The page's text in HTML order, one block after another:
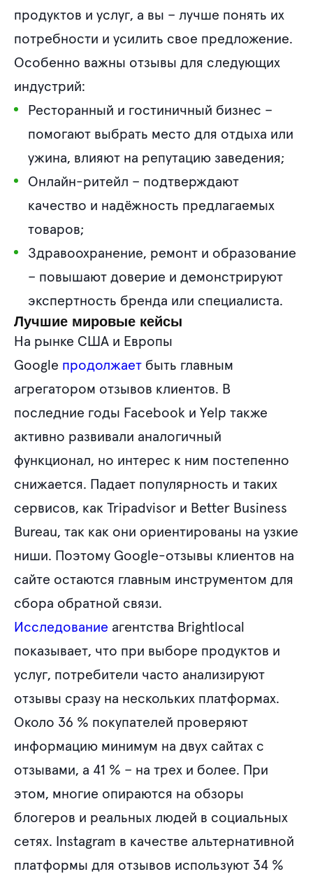
продуктов и услуг, а вы – лучше понять их
потребности и усилить свое предложение.
Особенно важны отзывы для следующих
индустрий:
Ресторанный и гостиничный бизнес –
помогают выбрать место для отдыха или
ужина, влияют на репутацию заведения;
Онлайн-ритейл – подтверждают
качество и надёжность предлагаемых
товаров;
Здравоохранение, ремонт и образование
– повышают доверие и демонстрируют
экспертность бренда или специалиста.
Лучшие мировые кейсы
На рынке США и Европы
Google продолжает быть главным
агрегатором отзывов клиентов. В
последние годы Facebook и Yelp также
активно развивали аналогичный
функционал, но интерес к ним постепенно
снижается. Падает популярность и таких
сервисов, как Tripadvisor и Better Business
Bureau, так как они ориентированы на узкие
ниши. Поэтому Google-отзывы клиентов на
сайте остаются главным инструментом для
сбора обратной связи.
Исследование агентства Brightlocal
показывает, что при выборе продуктов и
услуг, потребители часто анализируют
отзывы сразу на нескольких платформах.
Около 36 % покупателей проверяют
информацию минимум на двух сайтах с
отзывами, а 41 % – на трех и более. При
этом, многие опираются на обзоры
блогеров и реальных людей в социальных
сетях. Instagram в качестве альтернативной
платформы для отзывов используют 34 %